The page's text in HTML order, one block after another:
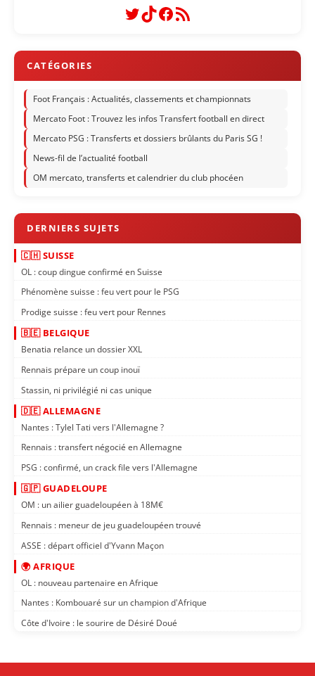
Twitter
TikTok
Facebook
Flux RSS
Foot Français : Actualités, classements et championnats
Mercato Foot : Trouvez les infos Transfert football en direct
Mercato PSG : Transferts et dossiers brûlants du Paris SG !
News-fil de l’actualité football
OM mercato, transferts et calendrier du club phocéen
🇨🇭 SUISSE
OL : coup dingue confirmé en Suisse
Phénomène suisse : feu vert pour le PSG
Prodige suisse : feu vert pour Rennes
🇧🇪 BELGIQUE
Benatia relance un dossier XXL
Rennais prépare un coup inouï
Stassin, ni privilégié ni cas unique
🇩🇪 ALLEMAGNE
Nantes : Tylel Tati vers l'Allemagne ?
Rennais : transfert négocié en Allemagne
PSG : confirmé, un crack file vers l'Allemagne
🇬🇵 GUADELOUPE
OM : un ailier guadeloupéen à 18M€
Rennais : meneur de jeu guadeloupéen trouvé
ASSE : départ officiel d'Yvann Maçon
🌍 AFRIQUE
OL : nouveau partenaire en Afrique
Nantes : Kombouaré sur un champion d'Afrique
Côte d'Ivoire : le sourire de Désiré Doué